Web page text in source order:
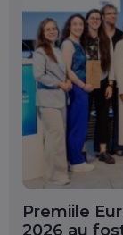
Premiile
2026 au